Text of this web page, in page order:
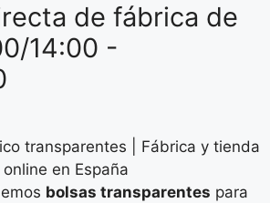
de fábrica de
14:00 -
bolsas transparentes para